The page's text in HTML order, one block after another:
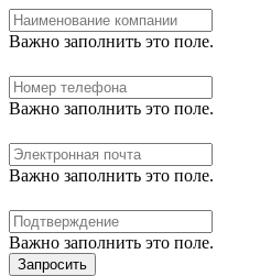
Важно заполнить это поле.
Важно заполнить это поле.
Важно заполнить это поле.
Важно заполнить это поле.
Запросить